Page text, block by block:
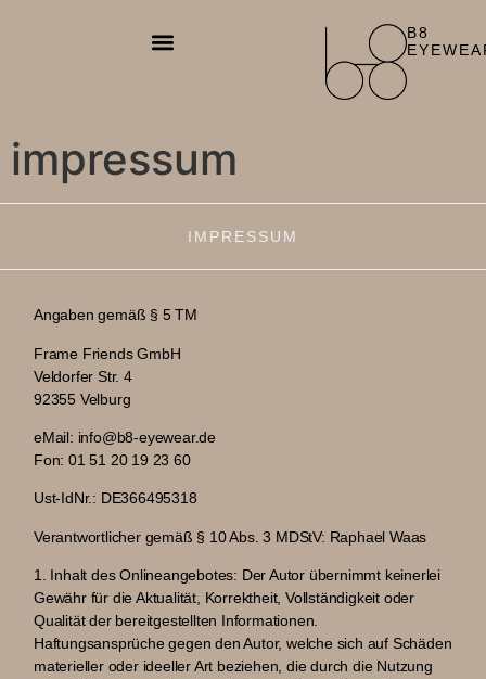
B8
impressum
IMPRESSUM
Angaben gemäß § 5 TM
Frame Friends GmbH
Veldorfer Str. 4
92355 Velburg
eMail: info@b8-eyewear.de
Fon: 01 51 20 19 23 60
Ust-IdNr.: DE366495318
Verantwortlicher gemäß § 10 Abs. 3 MDStV: Raphael Waas
1. Inhalt des Onlineangebotes: Der Autor übernimmt keinerlei
Gewähr für die Aktualität, Korrektheit, Vollständigkeit oder
Qualität der bereitgestellten Informationen.
Haftungsansprüche gegen den Autor, welche sich auf Schäden
materieller oder ideeller Art beziehen, die durch die Nutzung